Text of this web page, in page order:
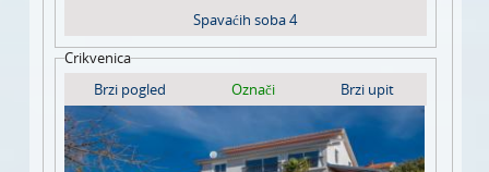
Spavaćih soba4
Crikvenica
Brzi pogled
Označi Brzi upit